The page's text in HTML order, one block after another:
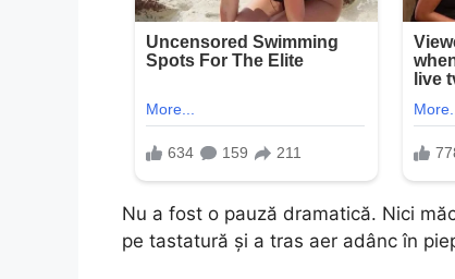
Nu a fost o pauză dramatică. Nici
pe tastatură și a tras aer adânc în